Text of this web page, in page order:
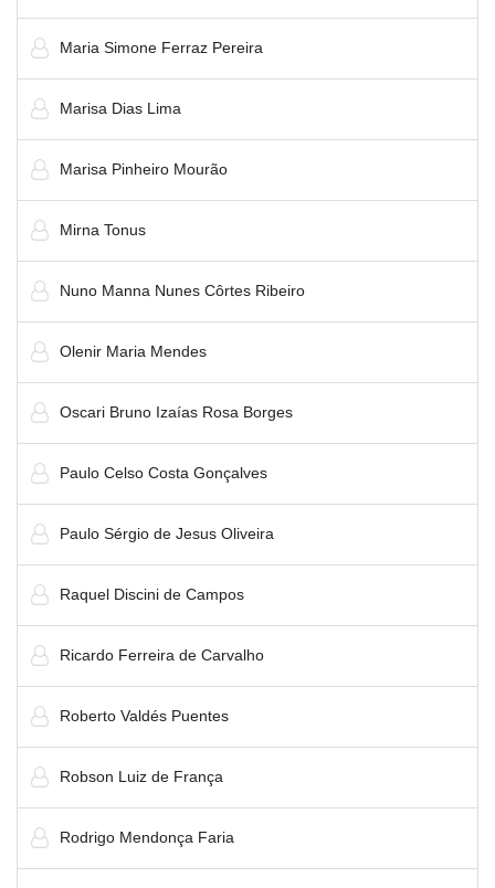
Maria Simone Ferraz Pereira
Marisa Dias Lima
Marisa Pinheiro Mourão
Mirna Tonus
Nuno Manna Nunes Côrtes Ribeiro
Olenir Maria Mendes
Oscari Bruno Izaías Rosa Borges
Paulo Celso Costa Gonçalves
Paulo Sérgio de Jesus Oliveira
Raquel Discini de Campos
Ricardo Ferreira de Carvalho
Roberto Valdés Puentes
Robson Luiz de França
Rodrigo Mendonça Faria